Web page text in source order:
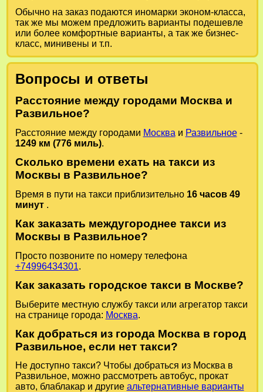
Обычно на заказ подаются иномарки эконом-класса,
так же мы можем предложить варианты подешевле
или более комфортные варианты, а так же бизнес-
класс, минивены и т.п.
Вопросы и ответы
Расстояние между городами Москва и
Развильное?
Расстояние между городами Москва и Развильное-
1249 км (776 миль).
Сколько времени ехать на такси из
Москвы в Развильное?
Время в пути на такси приблизительно 16 часов 49
минут .
Как заказать междугороднее такси из
Москвы в Развильное?
Просто позвоните по номеру телефона
+74996434301.
Как заказать городское такси в Москве?
Выберите местную службу такси или агрегатор такси
на странице города: Москва.
Как добраться из города Москва в город
Развильное, если нет такси?
Не доступно такси? Чтобы добраться из Москва в
Развильное, можно рассмотреть автобус, прокат
авто, блаблакар и другие альтернативные варианты